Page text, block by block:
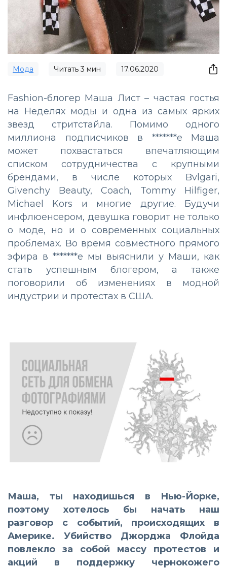
Мода Читать3 мин 17.06.2020
Fashion-блогер Маша Лист– частая гостья
на Неделях моды и одна из самых ярких
звезд стритстайла. Помимо одного
миллиона подписчиков в *******е Маша
может похвастаться впечатляющим
списком сотрудничества с крупными
брендами, в числе которых Bvlgari,
Givenchy Beauty, Coach, Tommy Hilfiger,
Michael Kors и многие другие. Будучи
инфлюенсером, девушка говорит не только
о моде, но и о современных социальных
проблемах. Во время совместного прямого
эфира в *******е мы выяснили у Маши, как
стать успешным блогером, а также
поговорили об изменениях в модной
индустрии и протестах в США.
Маша, ты находишься в Нью-Йорке,
поэтому хотелось бы начать наш
разговор с событий, происходящих в
Америке. Убийство Джорджа Флойда
повлекло за собой массу протестов и
акций в поддержку чернокожего